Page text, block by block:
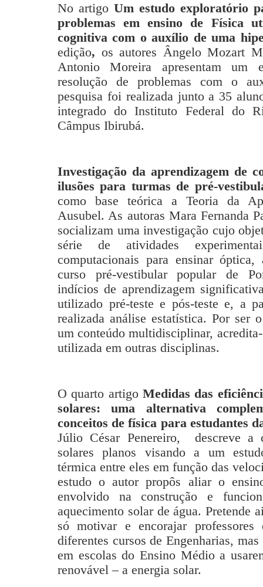
No artigo Um estudo exploratório
problemas em ensino de Física
cognitiva com o auxílio de uma
edição, os autores Ângelo Mozart
Antonio Moreira apresentam um
resolução de problemas com o
pesquisa foi realizada junto a 35
integrado do Instituto Federal do
Câmpus Ibirubá.
Investigação da aprendizagem de
ilusões para turmas de pré-
como base teórica a Teoria da
Ausubel. As autoras Mara Fernanda
socializam uma investigação cujo
série de atividades
computacionais para ensinar
curso pré-vestibular popular de
indícios de aprendizagem
utilizado pré-teste e pós-teste e, a
realizada análise estatística. Por ser
um conteúdo multidisciplinar,
utilizada em outras disciplinas.
O quarto artigo Medidas das
solares: uma alternativa
conceitos de física para estudantes
Júlio César Penereiro, descreve a
solares planos visando a um
térmica entre eles em função das
estudo o autor propôs aliar o
envolvido na construção e
aquecimento solar de água. Pretende
só motivar e encorajar
diferentes cursos de Engenharias,
em escolas do Ensino Médio a
renovável – a energia solar.